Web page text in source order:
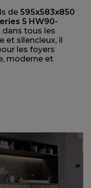
de 595x583x850
5 HW90-
dans tous les
et silencieux, il
les foyers
moderne et
vidéo